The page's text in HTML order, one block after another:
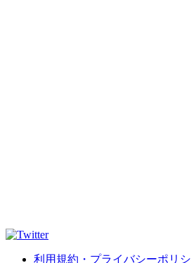
利用規約・プライバシーポリ